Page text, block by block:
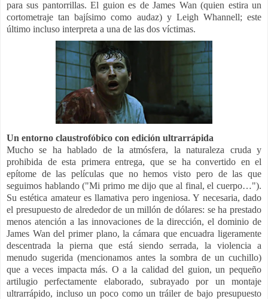
para sus pantorrillas. El guion es de James Wan (quien estira un
cortometraje tan bajísimo como audaz) y Leigh Whannell; este
último incluso interpreta a una de las dos víctimas.
Un entorno claustrofóbico con edición ultrarrápida
Mucho se ha hablado de la atmósfera, la naturaleza cruda y
prohibida de esta primera entrega, que se ha convertido en el
epítome de las películas que no hemos visto pero de las que
seguimos hablando ("Mi primo me dijo que al final, el cuerpo…").
Su estética amateur es llamativa pero ingeniosa. Y necesaria, dado
el presupuesto de alrededor de un millón de dólares: se ha prestado
menos atención a las innovaciones de la dirección, el dominio de
James Wan del primer plano, la cámara que encuadra ligeramente
descentrada la pierna que está siendo serrada, la violencia a
menudo sugerida (mencionamos antes la sombra de un cuchillo)
que a veces impacta más. O a la calidad del guion, un pequeño
artilugio perfectamente elaborado, subrayado por un montaje
ultrarrápido, incluso un poco como un tráiler de bajo presupuesto